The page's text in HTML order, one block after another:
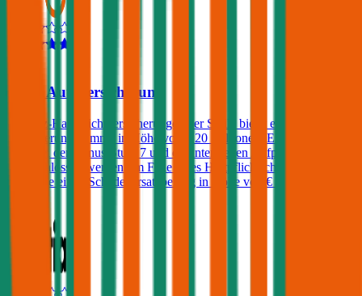
Smile Autoversicherung
Die Kfz-Haftpflichtversicherungen der Smile bietet eine
Versicherungssumme in Höhe von € 20 Millionen. Ein Freischaden
kann bei der Bonus-Stufe 7 und darunter gegen Aufpreis
eingeschlossen werden. Im Falle eines Haftpflichtschadens verlangt
die Smile einen Schadenersatzbeitrag in Höhe von € 500.